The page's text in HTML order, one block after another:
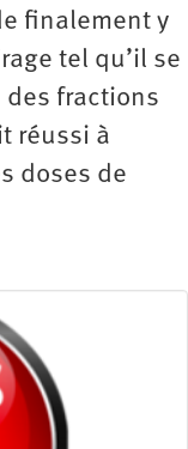
finalement y
tel qu’il se
des fractions
réussi à
doses de